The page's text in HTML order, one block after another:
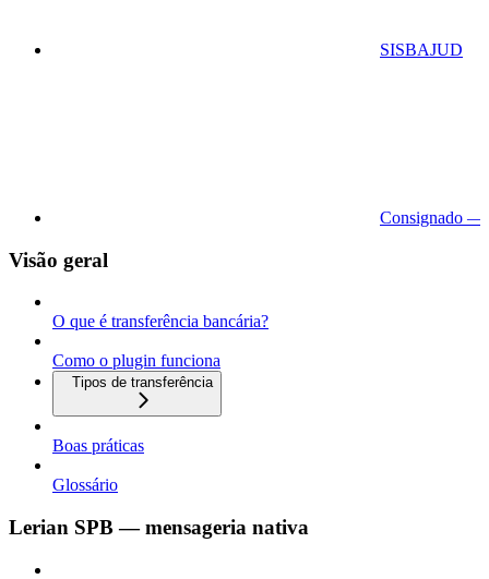
SISBAJUD
Consignado —
Visão geral
O que é transferência bancária?
Como o plugin funciona
Tipos de transferência
Boas práticas
Glossário
Lerian SPB — mensageria nativa